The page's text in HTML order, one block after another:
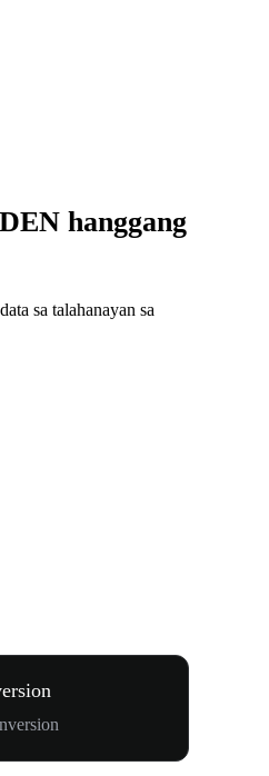
hanggang
sa talahanayan sa